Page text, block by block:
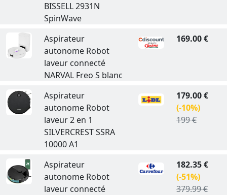
BISSELL 2931N
SpinWave
Aspirateur
autonome Robot
laveur connecté
NARVAL Freo S blanc
169.00 €
Aspirateur
autonome Robot
laveur 2 en 1
SILVERCREST SSRA
10000 A1
179.00 €
(-10%)
199 €
Aspirateur
autonome Robot
laveur connecté
182.35 €
(-51%)
379.99 €